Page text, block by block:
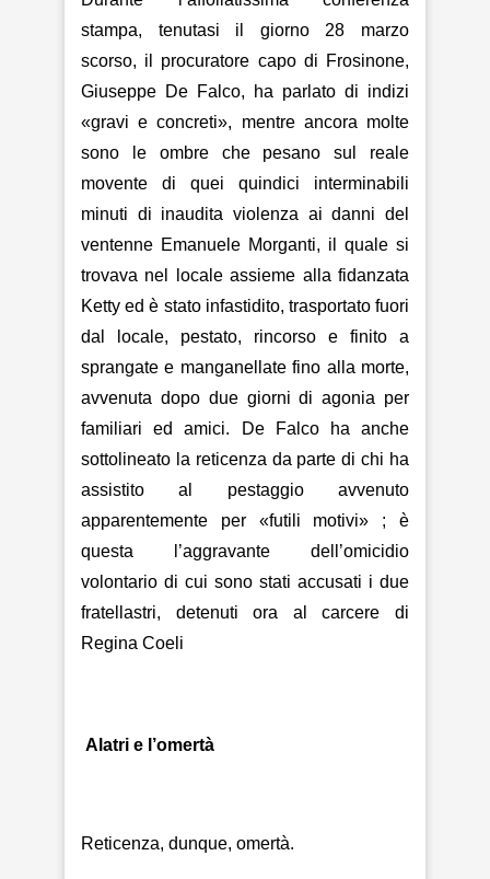
stampa, tenutasi il giorno 28 marzo
scorso, il procuratore capo di Frosinone,
Giuseppe De Falco, ha parlato di indizi
«gravi e concreti», mentre ancora molte
sono le ombre che pesano sul reale
movente di quei quindici interminabili
minuti di inaudita violenza ai danni del
ventenne Emanuele Morganti, il quale si
trovava nel locale assieme alla fidanzata
Ketty ed è stato infastidito, trasportato fuori
dal locale, pestato, rincorso e finito a
sprangate e manganellate fino alla morte,
avvenuta dopo due giorni di agonia per
familiari ed amici. De Falco ha anche
sottolineato la reticenza da parte di chi ha
assistito al pestaggio avvenuto
apparentemente per «futili motivi» ; è
questa l’aggravante dell’omicidio
volontario di cui sono stati accusati i due
fratellastri, detenuti ora al carcere di
Regina Coeli
Alatri e l’omertà
Reticenza, dunque, omertà.